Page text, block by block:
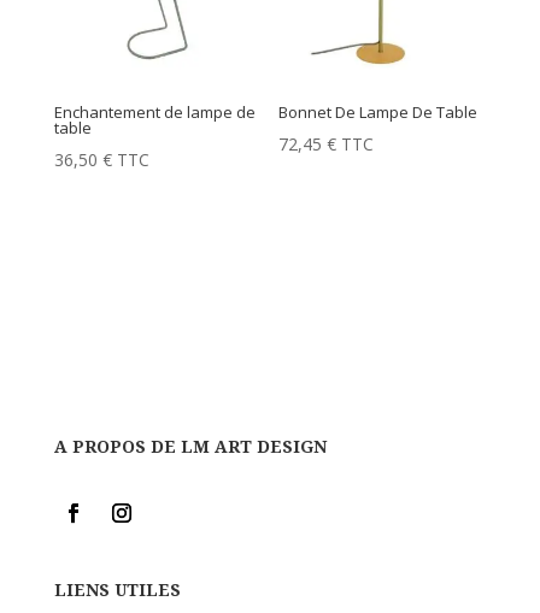
Enchantement de lampe de
table
36,50 € TTC
Bonnet De Lampe De Table
72,45€ TTC
A PROPOS DE LM ART DESIGN
LIENS UTILES